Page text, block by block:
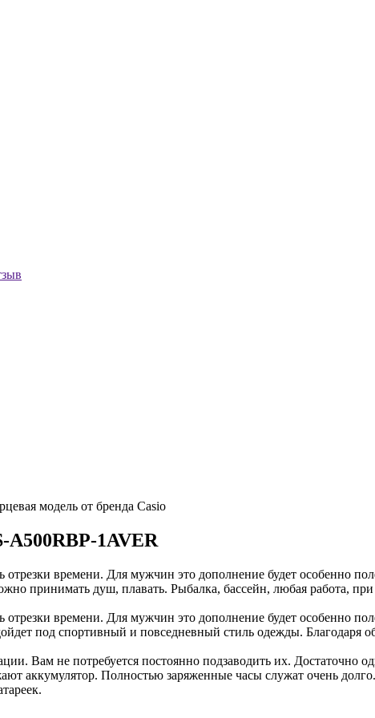
модель от бренда Casio
A500RBP-1AVER
времени. Для мужчин это дополнение будет особенно
принимать душ, плавать. Рыбалка, бассейн, любая работа,
времени. Для мужчин это дополнение будет особенно
под спортивный и повседневный стиль одежды.
Вам не потребуется постоянно подзаводить их. Достаточно
аккумулятор. Полностью заряженные часы служат очень